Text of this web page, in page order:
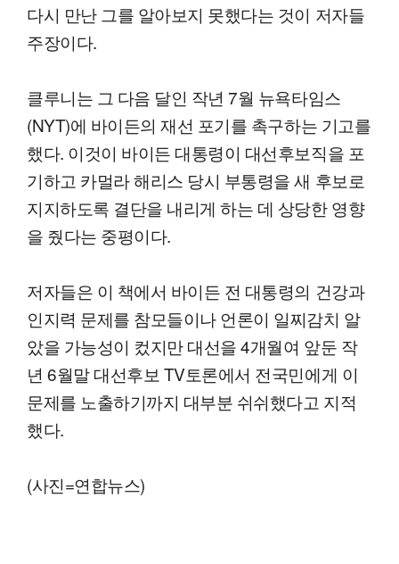
다시 만난 그를 알아보지 못했다는 것이 저자들
주장이다.
클루니는 그 다음 달인 작년 7월 뉴욕타임스
(NYT)에 바이든의 재선 포기를 촉구하는 기고를
했다. 이것이 바이든 대통령이 대선후보직을 포
기하고 카멀라 해리스 당시 부통령을 새 후보로
지지하도록 결단을 내리게 하는 데 상당한 영향
을 줬다는 중평이다.
저자들은 이 책에서 바이든 전 대통령의 건강과
인지력 문제를 참모들이나 언론이 일찌감치 알
았을 가능성이 컸지만 대선을 4개월여 앞둔 작
년 6월말 대선후보 TV토론에서 전국민에게 이
문제를 노출하기까지 대부분 쉬쉬했다고 지적
했다.
(사진=연합뉴스)